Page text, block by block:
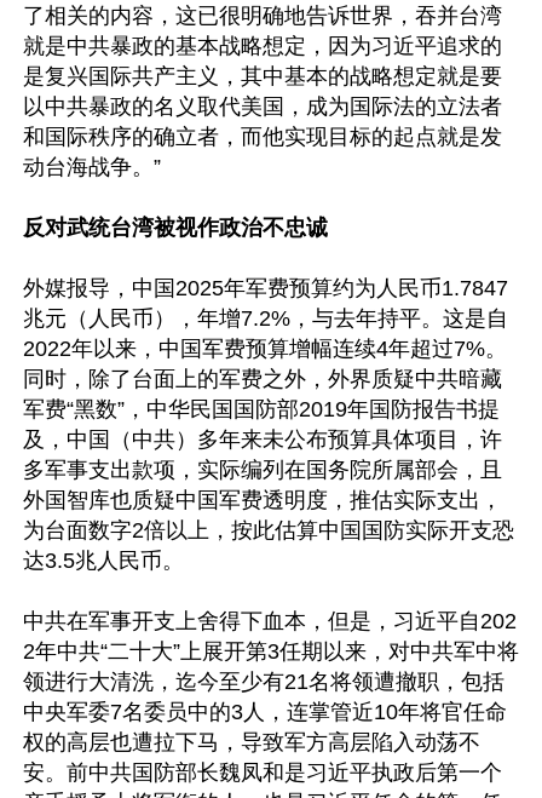
了相关的内容，这已很明确地告诉世界，吞并台湾
就是中共暴政的基本战略想定，因为习近平追求的
是复兴国际共产主义，其中基本的战略想定就是要
以中共暴政的名义取代美国，成为国际法的立法者
和国际秩序的确立者，而他实现目标的起点就是发
动台海战争。”
反对武统台湾被视作政治不忠诚
外媒报导，中国2025年军费预算约为人民币1.7847
兆元（人民币），年增7.2%，与去年持平。这是自
2022年以来，中国军费预算增幅连续4年超过7%。
同时，除了台面上的军费之外，外界质疑中共暗藏
军费“黑数”，中华民国国防部2019年国防报告书提
及，中国（中共）多年来未公布预算具体项目，许
多军事支出款项，实际编列在国务院所属部会，且
外国智库也质疑中国军费透明度，推估实际支出，
为台面数字2倍以上，按此估算中国国防实际开支恐
达3.5兆人民币。
中共在军事开支上舍得下血本，但是，习近平自202
2年中共“二十大”上展开第3任期以来，对中共军中将
领进行大清洗，迄今至少有21名将领遭撤职，包括
中央军委7名委员中的3人，连掌管近10年将官任命
权的高层也遭拉下马，导致军方高层陷入动荡不
安。前中共国防部长魏凤和是习近平执政后第一个